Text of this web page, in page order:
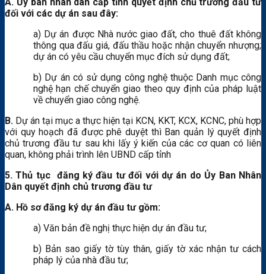
đối với các dự án sau đây:
a) Dự án được Nhà nước giao đất, cho thuê đất không
thông qua đấu giá, đấu thầu hoặc nhận chuyển nhượng;
dự án có yêu cầu chuyển mục đích sử dụng đất;
b) Dự án có sử dụng công nghệ thuộc Danh mục công
nghệ hạn chế chuyển giao theo quy định của pháp luật
về chuyển giao công nghệ.
B. Dự án tại mục a thực hiện tại KCN, KKT, KCX, KCNC, phù hợp
với quy hoạch đã được phê duyệt thì Ban quản lý quyết định
chủ trương đầu tư sau khi lấy ý kiến của các cơ quan có liên
quan, không phải trình lên UBND cấp tỉnh
5. Thủ tục đăng ký đầu tư đối với dự án do Ủy Ban Nhân
Dân quyết định chủ trương đầu tư
A. Hồ sơ đăng ký dự án đầu tư gồm:
a) Văn bản đề nghị thực hiện dự án đầu tư;
b) Bản sao giấy tờ tùy thân, giấy tờ xác nhận tư cách
pháp lý của nhà đầu tư;